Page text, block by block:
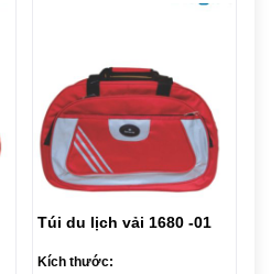
Túi du lịch vải 1680 -01
Kích thước: